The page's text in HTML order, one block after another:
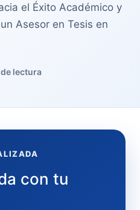
el Éxito Académico y
Asesor en Tesis en
lectura
con tu